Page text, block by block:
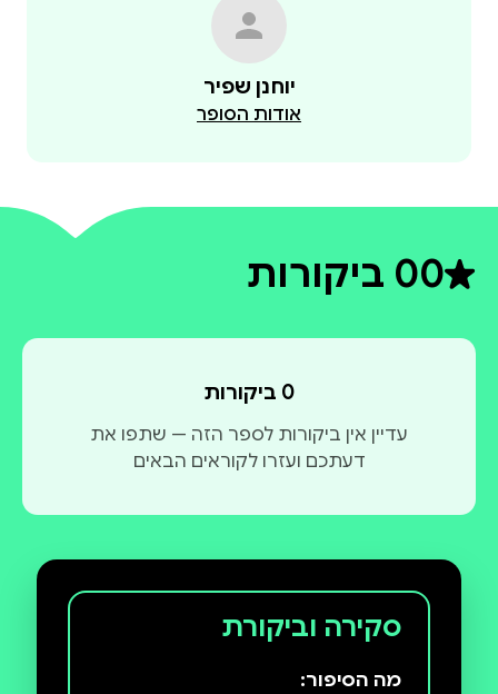
יוחנן שפיר
אודות הסופר
0דירוג ממוצע 0 מתוך 5
0 ביקורות
0 ביקורות
עדיין אין ביקורות לספר הזה — שתפו את
דעתכם ועזרו לקוראים הבאים
סקירה וביקורת
מה הסיפור: